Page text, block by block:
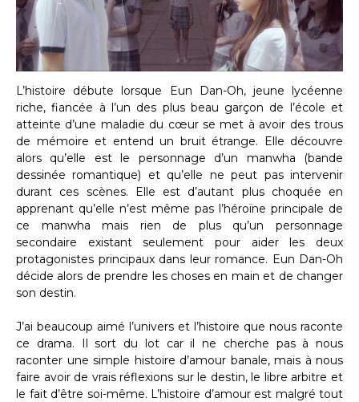
L’histoire débute lorsque Eun Dan-Oh, jeune lycéenne
riche, fiancée à l’un des plus beau garçon de l’école et
atteinte d’une maladie du cœur se met à avoir des trous
de mémoire et entend un bruit étrange. Elle découvre
alors qu’elle est le personnage d’un manwha (bande
dessinée romantique) et qu’elle ne peut pas intervenir
durant ces scènes. Elle est d’autant plus choquée en
apprenant qu’elle n’est même pas l’héroïne principale de
ce manwha mais rien de plus qu’un personnage
secondaire existant seulement pour aider les deux
protagonistes principaux dans leur romance. Eun Dan-Oh
décide alors de prendre les choses en main et de changer
son destin.
J’ai beaucoup aimé l’univers et l’histoire que nous raconte
ce drama. Il sort du lot car il ne cherche pas à nous
raconter une simple histoire d’amour banale, mais à nous
faire avoir de vrais réflexions sur le destin, le libre arbitre et
le fait d’être soi-même. L’histoire d’amour est malgré tout